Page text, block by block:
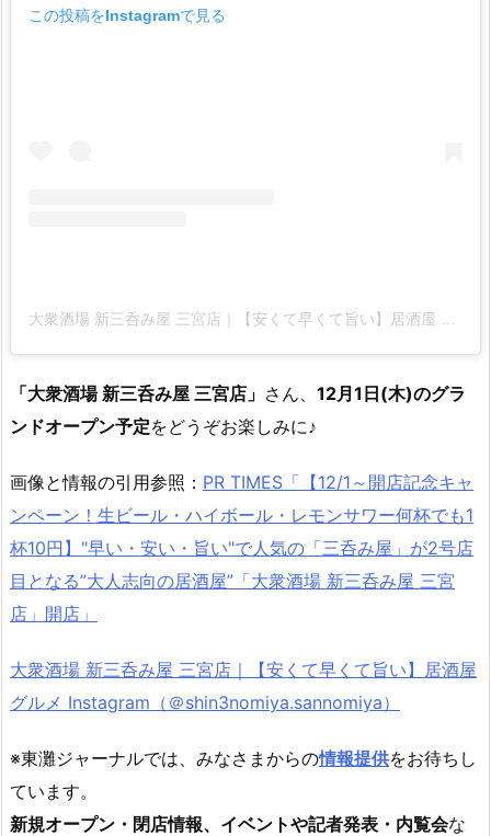
この投稿をInstagramで見る
大衆酒場 新三呑み屋 三宮店｜【安くて早くて旨い】居酒屋 グルメ(@shin3nomiya.sannomiya)がシェアした投稿
「大衆酒場 新三呑み屋 三宮店」 さん、 12月1日(木)のグラ
ンドオープン予定をどうぞお楽しみに♪
画像と情報の引用参照： PR TIMES「【12/1～開店記念キャ
ンペーン！生ビール・ハイボール・レモンサワー何杯でも1
杯10円】"早い・安い・旨い"で人気の「三呑み屋」が2号店
目となる”大人志向の居酒屋”「大衆酒場 新三呑み屋 三宮
店」開店」
大衆酒場 新三呑み屋 三宮店｜【安くて早くて旨い】居酒屋
グルメ Instagram（＠shin3nomiya.sannomiya）
※東灘ジャーナルでは、みなさまからの情報提供をお待ちし
ています。
新規オープン・閉店情報、イベントや記者発表・内覧会な